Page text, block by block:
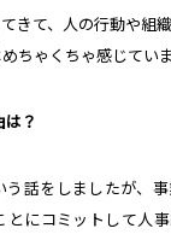
きて、人の行動や組
ちゃくちゃ感じていま
？
話をしましたが、事
とにコミットして人